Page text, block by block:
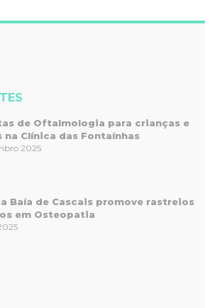
de Oftalmologia para crianças e
na Clínica das Fontaínhas
2025
Baía de Cascais promove rastreios
em Osteopatia